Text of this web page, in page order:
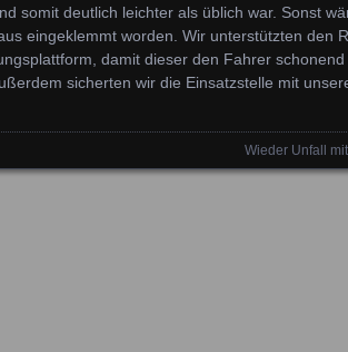
somit deutlich leichter als üblich war. Sonst
eingeklemmt worden. Wir unterstützten den
damit dieser den Fahrer schonend
sicherten wir die Einsatzstelle mit
Wieder Unfall